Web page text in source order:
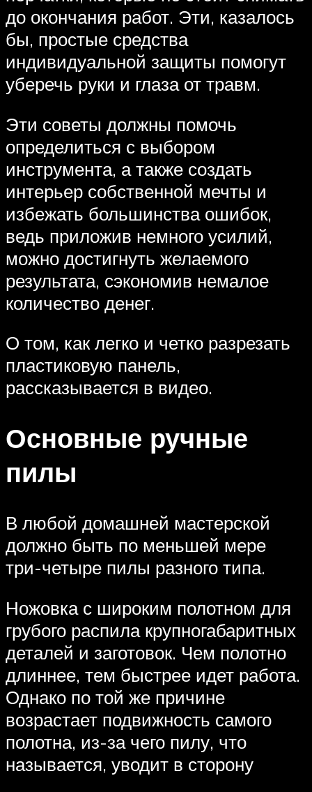
до окончания работ. Эти, казалось
бы, простые средства
индивидуальной защиты помогут
уберечь руки и глаза от травм.
Эти советы должны помочь
определиться с выбором
инструмента, а также создать
интерьер собственной мечты и
избежать большинства ошибок,
ведь приложив немного усилий,
можно достигнуть желаемого
результата, сэкономив немалое
количество денег.
О том, как легко и четко разрезать
пластиковую панель,
рассказывается в видео.
Основные ручные
пилы
В любой домашней мастерской
должно быть по меньшей мере
три-четыре пилы разного типа.
Ножовка с широким полотном для
грубого распила крупногабаритных
деталей и заготовок. Чем полотно
длиннее, тем быстрее идет работа.
Однако по той же причине
возрастает подвижность самого
полотна, из-за чего пилу, что
называется, уводит в сторону